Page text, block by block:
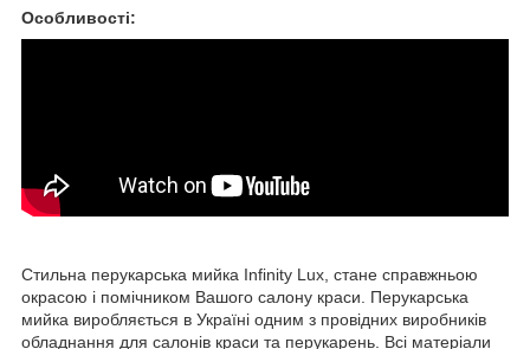
Особливості:
Стильна перукарська мийка Infinity Lux, стане справжньою
окрасою і помічником Вашого салону краси. Перукарська
мийка виробляється в Україні одним з провідних виробників
обладнання для салонів краси та перукарень. Всі матеріали